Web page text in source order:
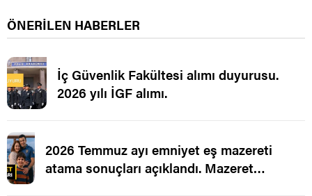
ÖNERİLEN HABERLER
İç Güvenlik Fakültesi alımı duyurusu.
2026 yılı İGF alımı.
2026 Temmuz ayı emniyet eş mazereti
atama sonuçları açıklandı. Mazeret